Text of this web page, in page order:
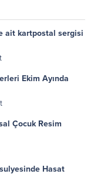
ait kartpostal sergisi
Ekim Ayında
Çocuk Resim
Hasat